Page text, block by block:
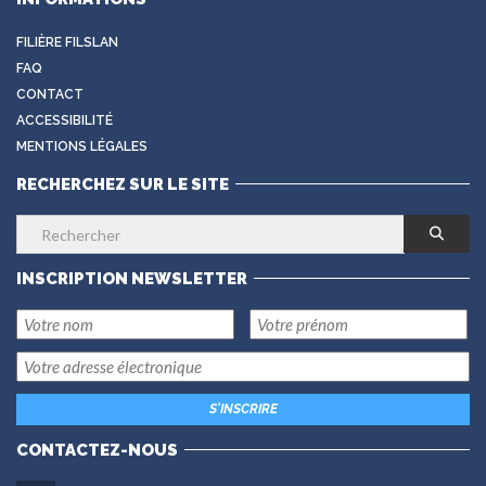
FILIÈRE FILSLAN
FAQ
CONTACT
ACCESSIBILITÉ
MENTIONS LÉGALES
RECHERCHEZ SUR LE SITE
INSCRIPTION NEWSLETTER
CONTACTEZ-NOUS